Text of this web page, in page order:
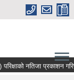
नतिजा प्रकाशन